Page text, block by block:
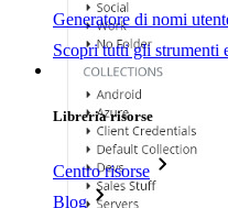
Generatore di nomi
Scopri tutti gli strumenti
Risorse
Libreria risorse
Centro risorse
Blog